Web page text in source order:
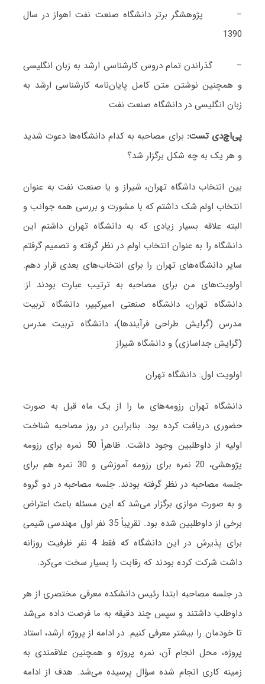
– پژوهشگر برتر دانشگاه صنعت نفت اهواز در سال
1390
– گذراندن تمام دروس کارشناسی ارشد به زبان انگلیسی
و همچنین نوشتن متن کامل پایان‌نامه کارشناسی ارشد به
زبان انگلیسی در دانشگاه صنعت نفت
پیاچدی تست: برای مصاحبه‌ به کدام دانشگاه‌ها دعوت شدید
و هر یک به چه شکل برگزار شد؟
بین انتخاب داشگاه تهران، شیراز و یا صنعت نفت به عنوان
انتخاب اولم شک داشتم که با مشورت و بررسی همه جوانب و
البته علاقه بسیار زیادی که به دانشگاه تهران داشتم این
دانشگاه را به عنوان انتخاب اولم در نظر گرفته و تصمیم گرفتم
سایر دانشگاه‌های تهران را برای انتخاب‌های بعدی قرار دهم.
اولویت‌های من برای مصاحبه به ترتیب عبارت بودند از:
دانشگاه تهران، دانشگاه صنعتی امیرکبیر، دانشگاه تربیت
مدرس (گرایش طراحی فرآیندها)، دانشگاه تربیت مدرس
(گرایش جداسازی) و دانشگاه شیراز
اولویت اول: دانشگاه تهران
دانشگاه تهران رزومه‌های ما را از یک ماه قبل به صورت
حضوری دریافت کرده بود. بنابراین در روز مصاحبه شناخت
اولیه از داوطلبین وجود داشت. ظاهراً 50 نمره برای رزومه
پژوهشی، 20 نمره برای رزومه آموزشی و 30 نمره هم برای
جلسه مصاحبه در نظر گرفته بودند. جلسه مصاحبه در دو گروه
و به صورت موازی برگزار می‌شد که این مسئله باعث اعتراض
برخی از داوطلبین شده بود. تقریباً 35 نفر اول مهندسی شیمی
برای پذیرش در این دانشگاه که فقط 4 نفر ظرفیت روزانه
داشت شرکت کرده بودند که رقابت را بسیار سخت می‌کرد.
در جلسه مصاحبه ابتدا رئیس دانشکده معرفی مختصری از هر
داوطلب داشتند و سپس چند دقیقه به ما فرصت داده می‌شد
تا خودمان را بیشتر معرفی کنیم. در ادامه از پروژه ارشد، استاد
پروژه، محل انجام آن، نمره پروژه و همچنین علاقمندی به
زمینه کاری انجام شده سؤال پرسیده می‌شد. هدف از ادامه